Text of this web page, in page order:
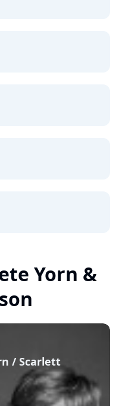
Yorn &
/ Scarlett